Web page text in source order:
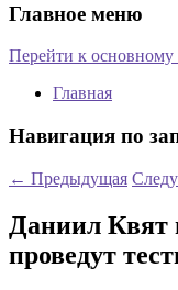
Главное меню
Перейти к
Главная
Навигация по
← Предыдущая
Даниил Квят
проведут